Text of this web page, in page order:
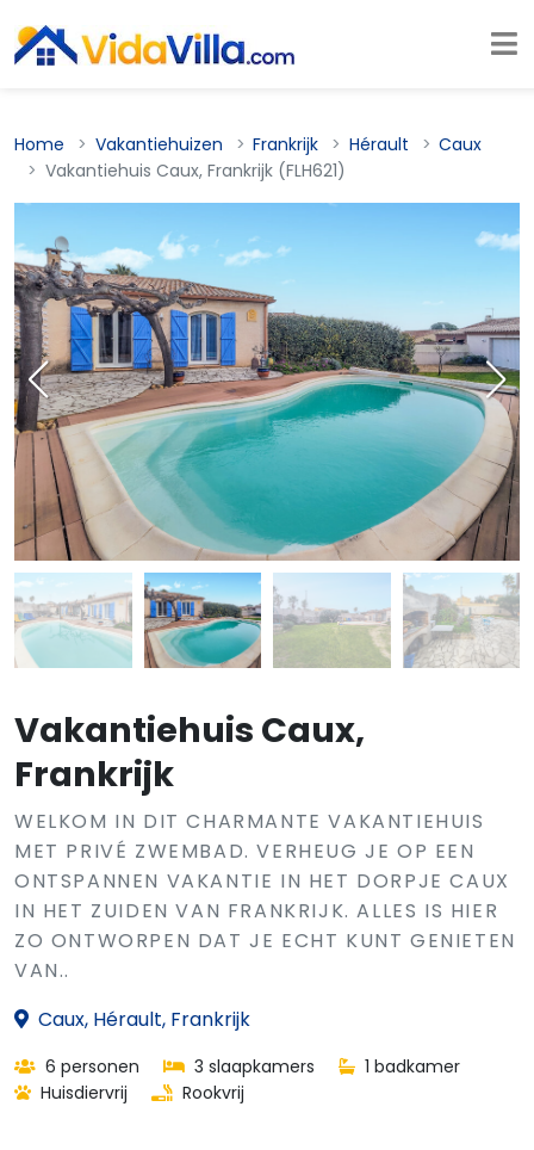
Home Vakantiehuizen Frankrijk Hérault
Caux
Vakantiehuis Caux, Frankrijk (FLH621)
Vakantiehuis Caux,
Frankrijk
WELKOM IN DIT CHARMANTE VAKANTIEHUIS
MET PRIVÉ ZWEMBAD. VERHEUG JE OP EEN
ONTSPANNEN VAKANTIE IN HET DORPJE CAUX
IN HET ZUIDEN VAN FRANKRIJK. ALLES IS HIER
ZO ONTWORPEN DAT JE ECHT KUNT GENIETEN
VAN..
Caux, Hérault, Frankrijk
6 personen 3 slaapkamers
1 badkamer
Huisdiervrij
Rookvrij